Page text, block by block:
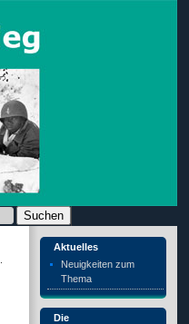
Aktuelles
Neuigkeiten zum
Thema
Die